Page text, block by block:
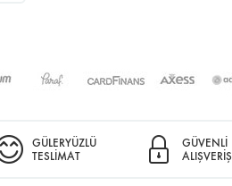
GÜLERYÜZLÜ
TESLİMAT
GÜVENLİ
ALIŞVERİŞ